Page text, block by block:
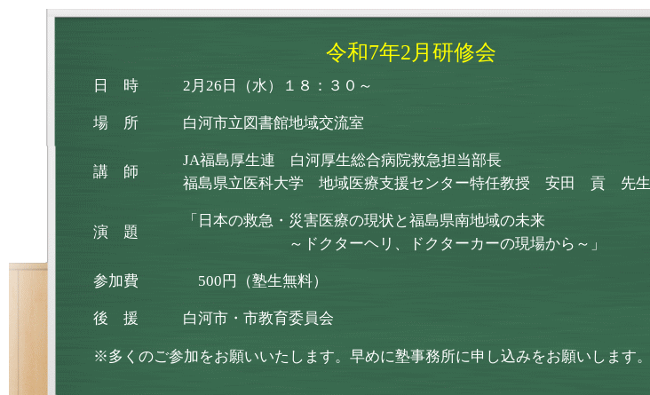
令和7年2月研修会
日 時 2月26日（水）１８：３０～
場 所 白河市立図書館地域交流室
講 師
JA福島厚生連 白河厚生総合病院救急担当部長
福島県立医科大学 地域医療支援センター特任教授 安田 貢 先生
演 題
「日本の救急・災害医療の現状と福島県南地域の未来
～ドクターヘリ、ドクターカーの現場から～」
参加費 500円（塾生無料）
後 援 白河市・市教育委員会
※多くのご参加をお願いいたします。早めに塾事務所に申し込みをお願いします。